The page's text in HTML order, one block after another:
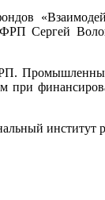
Сергей
при